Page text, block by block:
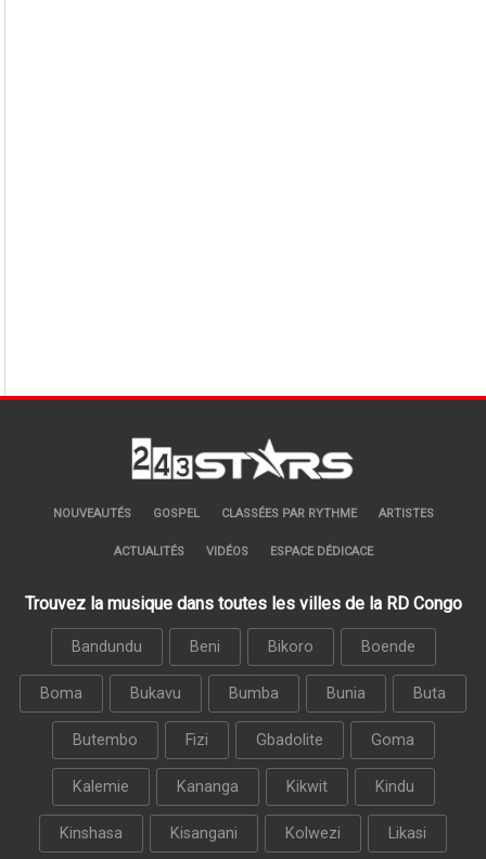
NOUVEAUTÉS GOSPEL CLASSÉES PAR RYTHME ARTISTES
ACTUALITÉS VIDÉOS ESPACE DÉDICACE
Trouvez la musique dans toutes les villes de la RD Congo
Bandundu Beni Bikoro Boende
Boma Bukavu Bumba Bunia Buta
Butembo Fizi Gbadolite Goma
Kalemie Kananga Kikwit Kindu
Kinshasa Kisangani Kolwezi Likasi